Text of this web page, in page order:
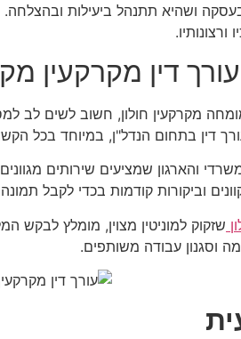
ושהיא תתנהל ביעילות
דין מקרקעין
מקרקעין חולון, חשוב לשים לב
דין בתחום הנדל"ן, במיוחד בכל
והארגון שמציעים שירותים
וביקורות קודמות בכדי לקבל
שזקוק למוניטין מצוין, מומלץ לבקש
וסגנון עבודה משותפים.